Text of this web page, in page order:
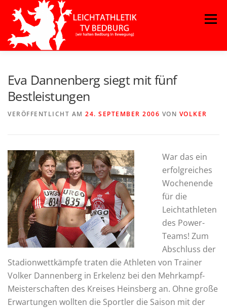
Inhalt
springen
Menü
Eva Dannenberg siegt mit fünf
Bestleistungen
VERÖFFENTLICHT AM 24. SEPTEMBER 2006 VON VOLKER
War das ein
erfolgreiches
Wochenende
für die
Leichtathleten
des Power-
Teams! Zum
Abschluss der
Stadionwettkämpfe traten die Athleten von Trainer
Volker Dannenberg in Erkelenz bei den Mehrkampf-
Meisterschaften des Kreises Heinsberg an. Ohne große
Erwartungen wollten die Sportler die Saison mit der